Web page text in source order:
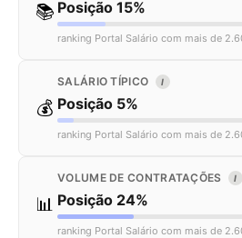
📚 Posição 15%
ranking Portal Salário com mais de
💰
SALÁRIO TÍPICO I
Posição 5%
ranking Portal Salário com mais de
📊
VOLUME DE CONTRATAÇÕES I
Posição 24%
ranking Portal Salário com mais de